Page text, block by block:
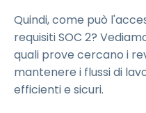
Quindi, come può
requisiti SOC 2?
quali prove cercano i
mantenere i flussi di
efficienti e sicuri.